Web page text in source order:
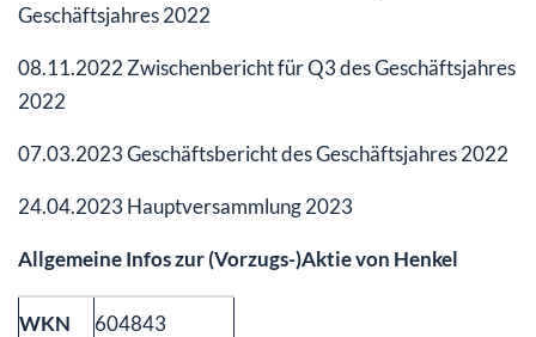
Geschäftsjahres 2022
08.11.2022 Zwischenbericht für Q3 des Geschäftsjahres
2022
07.03.2023 Geschäftsbericht des Geschäftsjahres 2022
24.04.2023 Hauptversammlung 2023
Allgemeine Infos zur (Vorzugs-)Aktie von Henkel
WKN 604843